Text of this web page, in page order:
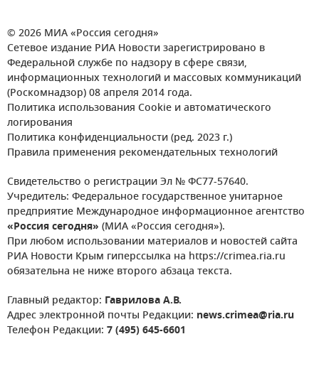
© 2026 МИА «Россия сегодня»
Сетевое издание РИА Новости зарегистрировано в
Федеральной службе по надзору в сфере связи,
информационных технологий и массовых коммуникаций
(Роскомнадзор) 08 апреля 2014 года.
Политика использования Cookie и автоматического
логирования
Политика конфиденциальности (ред. 2023 г.)
Правила применения рекомендательных технологий
Свидетельство о регистрации Эл № ФС77-57640.
Учредитель: Федеральное государственное унитарное
предприятие Международное информационное агентство
«Россия сегодня» (МИА «Россия сегодня»).
При любом использовании материалов и новостей сайта
РИА Новости Крым гиперссылка на https://crimea.ria.ru
обязательна не ниже второго абзаца текста.
Главный редактор: Гаврилова А.В.
Адрес электронной почты Редакции: news.crimea@ria.ru
Телефон Редакции: 7 (495) 645-6601